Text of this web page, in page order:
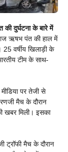
दुर्घटना के बारे में
ऋषभ पंत की हाल में
वर्षीय खिलाड़ी के
टीम के साथ-
पर तेजी से
मैच के दौरान
खबर मिली। इसका
मैच के दौरान